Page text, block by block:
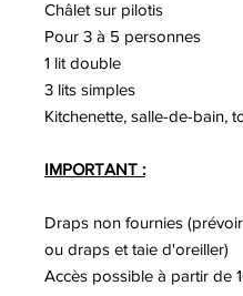
Châlet sur pilotis
Pour 3 à 5 personnes
1 lit double
3 lits simples
Kitchenette, salle-de-bain,
IMPORTANT :
Draps non fournies
ou draps et taie d'oreiller)
Accès possible à partir de